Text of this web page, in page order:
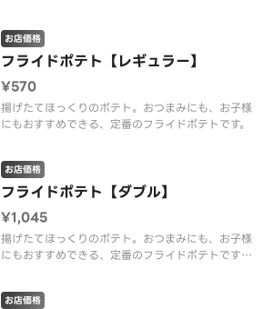
フライドポテト【レギュラー】
お店価格
¥570
揚げたてほっくりのポテト。おつまみにも、お子様
にもおすすめできる、定番のフライドポテトです。
フライドポテト【ダブル】
お店価格
¥1,045
揚げたてほっくりのポテト。おつまみにも、お子様
にもおすすめできる、定番のフライドポテトです。
お店価格